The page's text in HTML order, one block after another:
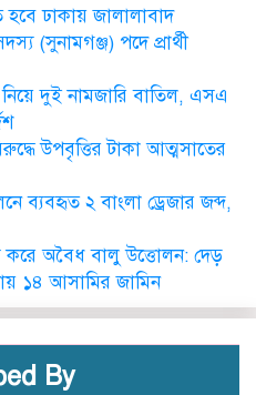
শিক্ষিকা ভারতে টাটা
ভতি
সুনামকণ্ঠ’র সপ্তম
বাহার চৌধুরীর ইন্তেকাল
ঢাকায় জালালাবাদ
(সুনামগঞ্জ) পদে প্রার্থী
দুই নামজারি বাতিল, এসএ
উপবৃত্তির টাকা আত্মসাতের
ব্যবহৃত ২ বাংলা ড্রেজার জব্দ,
করে অবৈধ বালু উত্তোলন: দেড়
১৪ আসামির জামিন
By